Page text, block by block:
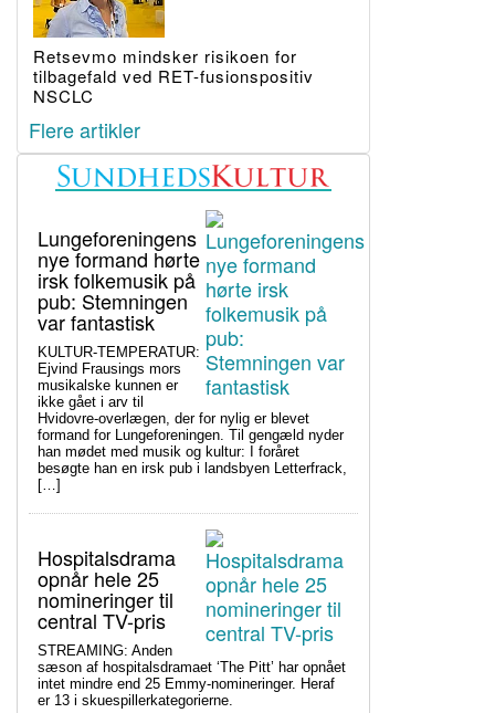
Retsevmo mindsker risikoen for
tilbagefald ved RET-fusionspositiv
NSCLC
Flere artikler
Lungeforeningens
nye formand hørte
irsk folkemusik på
pub: Stemningen
var fantastisk
KULTUR-TEMPERATUR:
Ejvind Frausings mors
musikalske kunnen er
ikke gået i arv til
Hvidovre-overlægen, der for nylig er blevet
formand for Lungeforeningen. Til gengæld nyder
han mødet med musik og kultur: I foråret
besøgte han en irsk pub i landsbyen Letterfrack,
[…]
Hospitalsdrama
opnår hele 25
nomineringer til
central TV-pris
STREAMING: Anden
sæson af hospitalsdramaet ‘The Pitt’ har opnået
intet mindre end 25 Emmy-nomineringer. Heraf
er 13 i skuespillerkategorierne.